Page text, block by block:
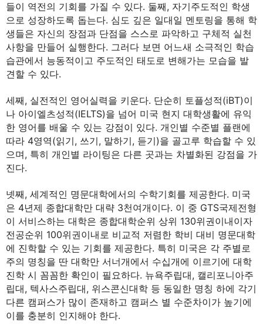
들이 역전의 기회를 가질 수 있다. 둘째, 자기주도적인 학생
으로 성장하도록 돕는다. 심도 깊은 일대일 멘토링을 통해 학
생들은 자신의 장점과 단점을 스스로 파악하고 구체적 실천
사항을 만들어 실행한다. 그러다 보면 어느새 소극적인 학습
습관에서 능동적이고 주도적인 태도로 변해가는 모습을 발
견할 수 있다.
세째, 실전적인 영어실력을 키운다. 단순히 토플성적(iBT)이
나 아이엘츠성적(IELTS)을 넘어 미국 현지 대학생활에 유익
한 영어를 배울 수 있는 강점이 있다. 개인별 수준별 플랜에
따라 4영역(읽기, 쓰기, 말하기, 듣기)을 골고루 학습할 수 있
으며, 특히 개인별 라이팅은 다른 곳과는 차별화된 강점을 가
진다.
넷째, 세계적인 명문대학에서의 수학기회를 제공한다. 미국
은 4년제 종합대학만 대략 3천여개이다. 이 중 GTS국제전형
이 서비스하는 대학은 종합대학순위 상위 130위권이내이자
전공순위 100위권이내로 비교적 저렴한 학비 대비 명문대학
에 진학할 수 있는 기회를 제공한다. 특히 미국은 각 주별로
주의 명칭을 딴 대학만 서너개에서 수십개에 이르기에 대학
진학 시 꼼꼼한 확인이 필요하다. 뉴욕주립대, 캘리포니아주
립대, 텍사스주립대, 위스콘신대학 등 동일한 명칭 하에 각기
다른 캠퍼스가 많이 존재하고 캠퍼스 별 수준차이가 높기에
이를 충분히 인지해야 한다.